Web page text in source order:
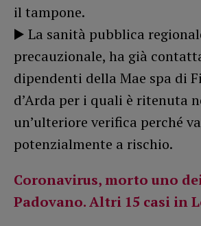
il tampone.
▶️ La sanità pubblica
precauzionale, ha già
dipendenti della Mae spa di
d’Arda per i quali è ritenuta
un’ulteriore verifica perché
potenzialmente a rischio.
Coronavirus, morto uno
Padovano. Altri 15 casi in